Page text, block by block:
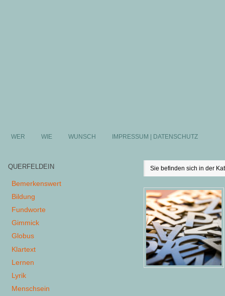
WER WIE WUNSCH IMPRESSUM | DATENSCHUTZ
Sie befinden sich in der
QUERFELDEIN
Bemerkenswert
Bildung
Fundworte
Gimmick
Globus
Klartext
Lernen
Lyrik
Menschsein